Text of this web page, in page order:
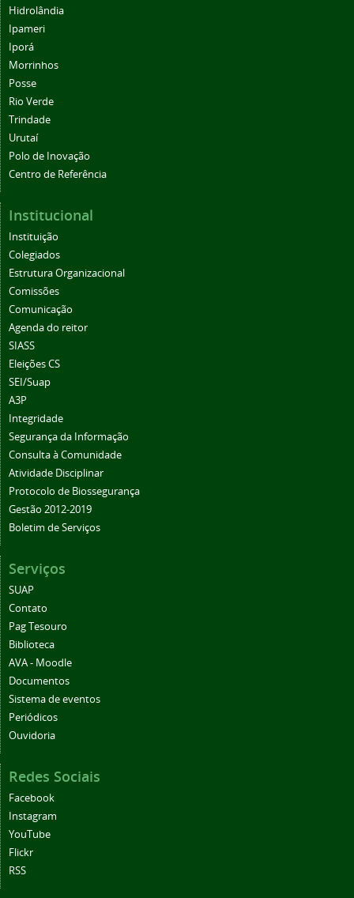
Hidrolândia
Ipameri
Iporá
Morrinhos
Posse
Rio Verde
Trindade
Urutaí
Polo de Inovação
Centro de Referência
Institucional
Instituição
Colegiados
Estrutura Organizacional
Comissões
Comunicação
Agenda do reitor
SIASS
Eleições CS
SEI/Suap
A3P
Integridade
Segurança da Informação
Consulta à Comunidade
Atividade Disciplinar
Protocolo de Biossegurança
Gestão 2012-2019
Boletim de Serviços
Serviços
SUAP
Contato
Pag Tesouro
Biblioteca
AVA - Moodle
Documentos
Sistema de eventos
Periódicos
Ouvidoria
Redes Sociais
Facebook
Instagram
YouTube
Flickr
RSS